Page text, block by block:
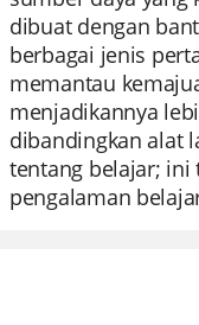
dibuat dengan
berbagai jenis
memantau
menjadikannya
dibandingkan alat
tentang belajar; ini
pengalaman